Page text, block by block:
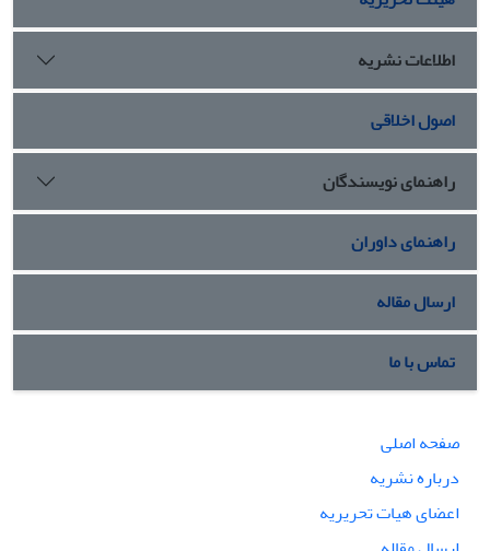
اطلاعات نشریه
اصول اخلاقی
راهنمای نویسندگان
راهنمای داوران
ارسال مقاله
تماس با ما
صفحه اصلی
درباره نشریه
اعضای هیات تحریریه